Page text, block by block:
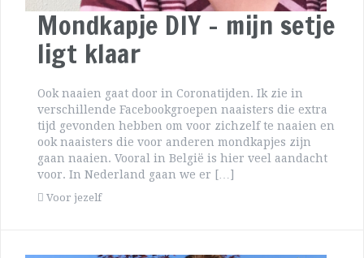
Mondkapje DIY – mijn setje
ligt klaar
Ook naaien gaat door in Coronatijden. Ik zie in
verschillende Facebookgroepen naaisters die extra
tijd gevonden hebben om voor zichzelf te naaien en
ook naaisters die voor anderen mondkapjes zijn
gaan naaien. Vooral in België is hier veel aandacht
voor. In Nederland gaan we er […]
Voor jezelf